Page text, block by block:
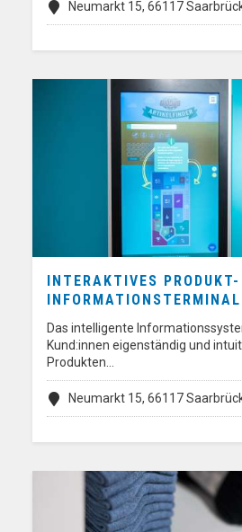
Neumarkt 15, 66117
INTERAKTIVES PRODUKT-
INFORMATIONSTERMINAL
Das intelligente
Kund:innen eigenständig und
Produkten…
Neumarkt 15, 66117